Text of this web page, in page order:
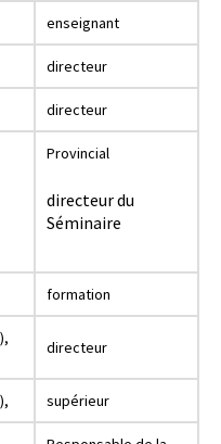
enseignant
directeur
directeur
Provincial
directeur du
Séminaire
formation
directeur
supérieur